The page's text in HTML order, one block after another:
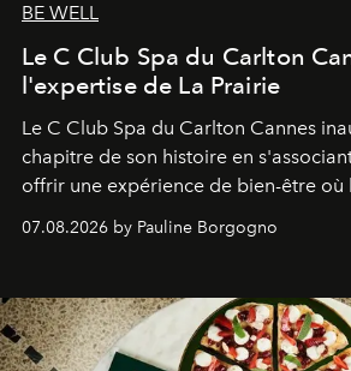
BE WELL
Le C Club Spa du Carlton
l'expertise de La Prairie
Le C Club Spa du Carlton Cannes
chapitre de son histoire en
offrir une expérience de bien-être où
expertise se rencontrent.
07.08.2026 by Pauline Borgogno